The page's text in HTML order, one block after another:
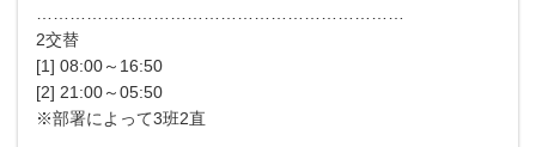
2交替
[1] 08:00～16:50
[2] 21:00～05:50
※部署によって3班2直